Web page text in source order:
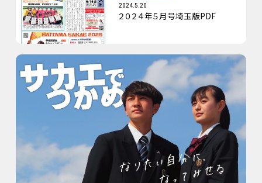
2024.5.20
２０２４年５月号埼玉版PDF